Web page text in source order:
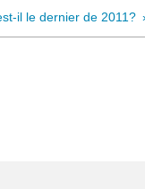
il le dernier de 2011?